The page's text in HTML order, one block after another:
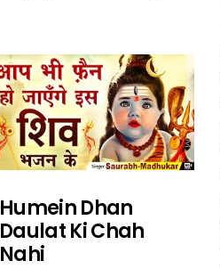
Humein Dhan
Daulat Ki Chah
Nahi